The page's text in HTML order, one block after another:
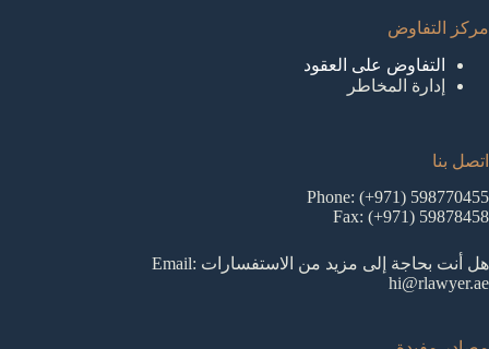
مركز التفاوض
التفاوض على العقود
إدارة المخاطر
اتصل بنا
Phone: (+971) 598770455
Fax: (+971) 59878458
هل أنت بحاجة إلى مزيد من الاستفسارات Email:
hi@rlawyer.ae